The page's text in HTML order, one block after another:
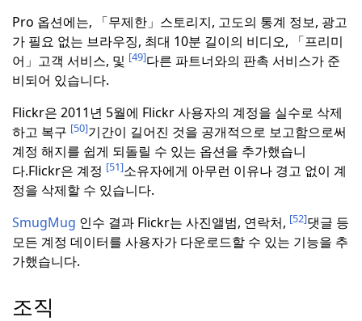
Pro 옵션에는, 「무제한」스토리지, 고도의 통계 정보, 광고
가 필요 없는 브라우징, 최대 10분 길이의 비디오, 「프리미
어」고객 서비스, 및 [49]다른 파트너와의 판촉 서비스가 준
비되어 있습니다.
Flickr은 2011년 5월에 Flickr 사용자의 계정을 실수로 삭제
하고 복구 [50]기간이 길어진 것을 공개적으로 보고함으로써
계정 해지를 쉽게 되돌릴 수 있는 옵션을 추가했습니
다.Flickr은 계정 [51]소유자에게 아무런 이유나 경고 없이 계
정을 삭제할 수 있습니다.
SmugMug 인수 결과 Flickr는 사진앨범, 연락처, [52]댓글 등
모든 계정 데이터를 사용자가 다운로드할 수 있는 기능을 추
가했습니다.
조직